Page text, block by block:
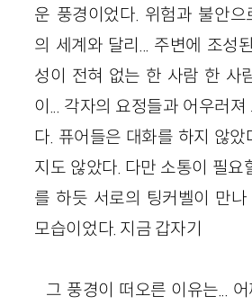
운 풍경이었다. 위험과 불안으
의 세계와 달리... 주변에 조성
성이 전혀 없는 한 사람 한 사
이... 각자의 요정들과 어우러
다. 퓨어들은 대화를 하지 않았
지도 않았다. 다만 소통이 필요
를 하듯 서로의 팅커벨이 만
모습이었다. 지금 갑자기
그 풍경이 떠오른 이유는...